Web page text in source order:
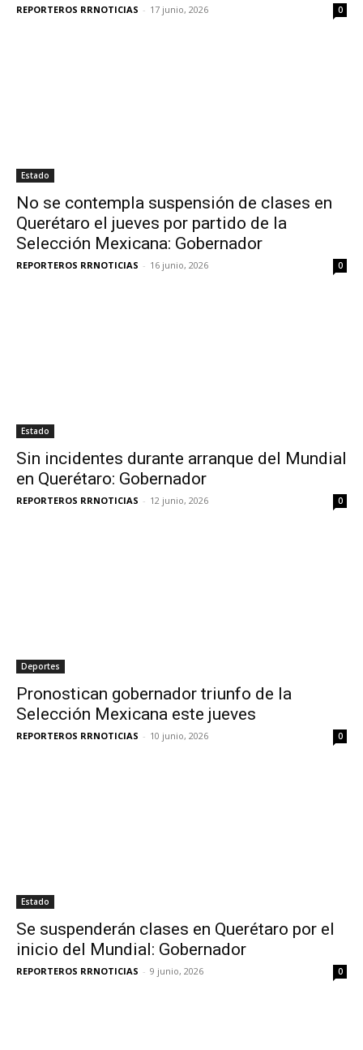
REPORTEROS RRNOTICIAS - 17 junio, 2026 0
Estado
No se contempla suspensión de clases en
Querétaro el jueves por partido de la
Selección Mexicana: Gobernador
REPORTEROS RRNOTICIAS - 16 junio, 2026 0
Estado
Sin incidentes durante arranque del Mundial
en Querétaro: Gobernador
REPORTEROS RRNOTICIAS - 12 junio, 2026 0
Deportes
Pronostican gobernador triunfo de la
Selección Mexicana este jueves
REPORTEROS RRNOTICIAS - 10 junio, 2026 0
Estado
Se suspenderán clases en Querétaro por el
inicio del Mundial: Gobernador
REPORTEROS RRNOTICIAS - 9 junio, 2026 0